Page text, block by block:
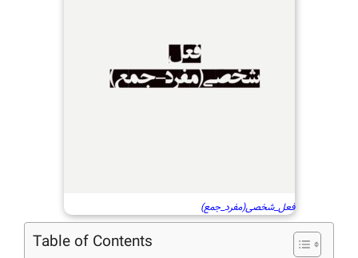
فعل_شخصی(مفرد_جمع)
Table of Contents